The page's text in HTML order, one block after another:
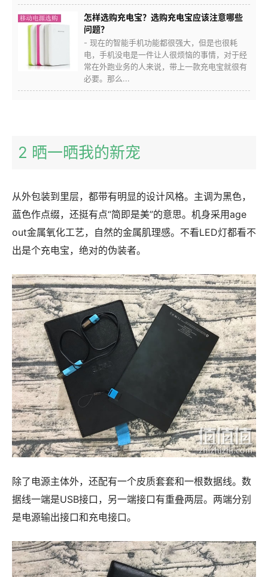
怎样选购充电宝？选购充电宝应该注意哪些
问题？
- 现在的智能手机功能都很强大，但是也很耗
电，手机没电是一件让人很烦恼的事情，对于经
常在外跑业务的人来说，带上一款充电宝就很有
必要。那么...
2 晒一晒我的新宠
从外包装到里层，都带有明显的设计风格。主调为黑色，
蓝色作点缀，还挺有点“简即是美”的意思。机身采用age
out金属氧化工艺，自然的金属肌理感。不看LED灯都看不
出是个充电宝，绝对的伪装者。
除了电源主体外，还配有一个皮质套套和一根数据线。数
据线一端是USB接口，另一端接口有重叠两层。两端分别
是电源输出接口和充电接口。